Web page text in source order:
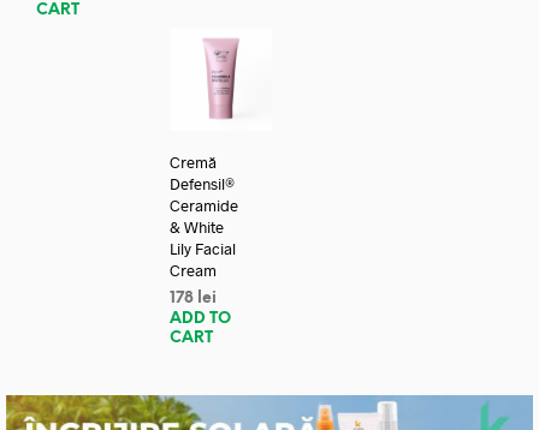
CART
Cremă
Defensil®
Ceramide
& White
Lily Facial
Cream
178 lei
ADD TO
CART